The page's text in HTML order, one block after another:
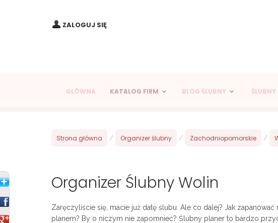
ZALOGUJ SIĘ
GŁÓWNA KATALOG FIRM BLOG ŚLUBNY
Strona główna / Organizer ślubny / Zachodniopomorskie /
Organizer Ślubny Wolin
Zaręczyliście się, macie już datę ślubu. Ale co dalej? Jak
planem? By o niczym nie zapomnieć? Ślubny planer to bardzo